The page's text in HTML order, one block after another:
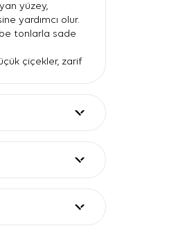
yüzey,
yardımcı olur.
tonlarla sade
çiçekler, zarif
kolay